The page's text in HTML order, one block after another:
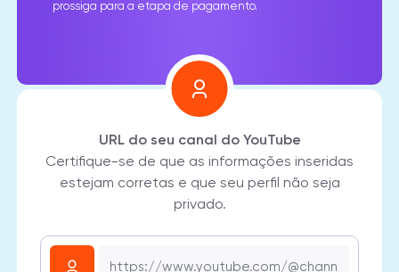
prossiga para a etapa de pagamento.
URL do seu canal do YouTube
Certifique-se de que as informações inseridas
estejam corretas e que seu perfil não seja
privado.